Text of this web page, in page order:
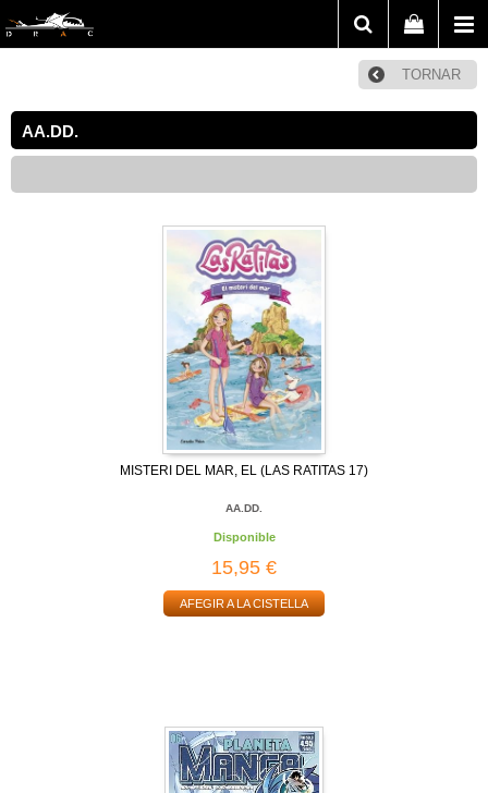
TORNAR
AA.DD.
MISTERI DEL MAR, EL (LAS RATITAS 17)
AA.DD.
Disponible
15,95 €
AFEGIR A LA CISTELLA